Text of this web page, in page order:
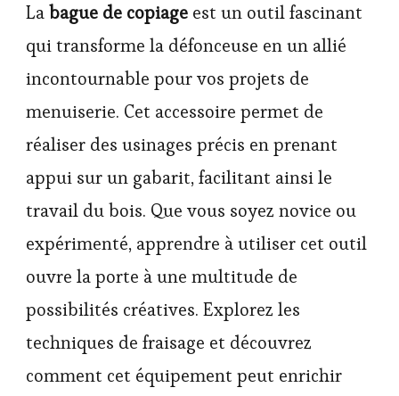
Labague de copiage est un outil fascinant
qui transforme la défonceuse en un allié
incontournable pour vos projets de
menuiserie. Cet accessoire permet de
réaliser des usinages précis en prenant
appui sur un gabarit, facilitant ainsi le
travail du bois. Que vous soyez novice ou
expérimenté, apprendre à utiliser cet outil
ouvre la porte à une multitude de
possibilités créatives. Explorez les
techniques de fraisage et découvrez
comment cet équipement peut enrichir